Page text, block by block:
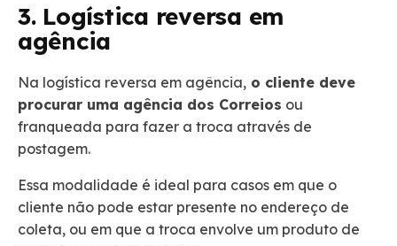
3. Logística reversa em
agência
Na logística reversa em agência, o cliente deve
procurar uma agência dos Correios ou
franqueada para fazer a troca através de
postagem.
Essa modalidade é ideal para casos em que o
cliente não pode estar presente no endereço de
coleta, ou em que a troca envolve um produto de